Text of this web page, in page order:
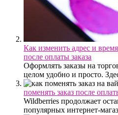
Как изменить адрес и
после оплаты заказа
Оформлять заказы на
целом удобно и просто.
поменять заказ после
Wildberries продолжает
популярных интернет-